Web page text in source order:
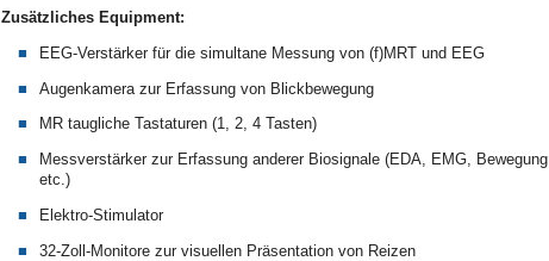
Zusätzliches Equipment:
EEG-Verstärker für die simultane Messung von (f)MRT und EEG
Augenkamera zur Erfassung von Blickbewegung
MR taugliche Tastaturen (1, 2, 4 Tasten)
Messverstärker zur Erfassung anderer Biosignale (EDA, EMG, Bewegung
etc.)
Elektro-Stimulator
32-Zoll-Monitore zur visuellen Präsentation von Reizen